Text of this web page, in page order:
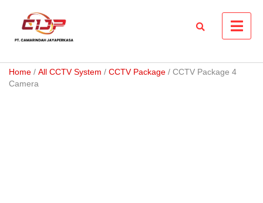
Home / All CCTV System / CCTV Package / CCTV Package 4
Camera